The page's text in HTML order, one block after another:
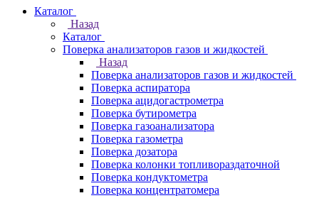
Каталог
Назад
Каталог
Поверка анализаторов газов и жидкостей
Назад
Поверка анализаторов газов и жидкостей
Поверка аспиратора
Поверка ацидогастрометра
Поверка бутирометра
Поверка газоанализатора
Поверка газометра
Поверка дозатора
Поверка колонки топливораздаточной
Поверка кондуктометра
Поверка концентратомера